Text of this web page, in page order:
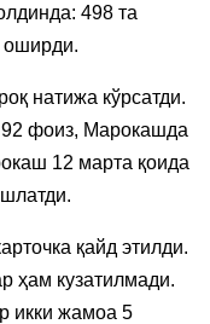
498 та
оширди.
натижа кўрсатди.
92 фоиз, Марокашда
12 марта қоида
қайд этилди.
ҳам кузатилмади.
икки жамоа 5